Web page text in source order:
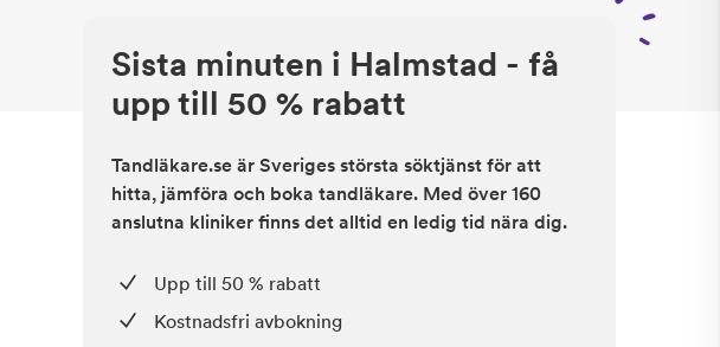
Sista minuten i Halmstad - få
upp till 50 % rabatt
Tandläkare.se är Sveriges största söktjänst för att
hitta, jämföra och boka tandläkare. Med över 160
anslutna kliniker finns det alltid en ledig tid nära dig.
Upp till 50 % rabatt
Kostnadsfri avbokning